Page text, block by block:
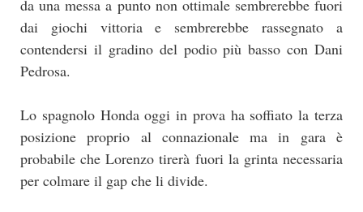
da una messa a punto non ottimale sembrerebbe fuori
dai giochi vittoria e sembrerebbe rassegnato a
contendersi il gradino del podio più basso con Dani
Pedrosa.
Lo spagnolo Honda oggi in prova ha soffiato la terza
posizione proprio al connazionale ma in gara è
probabile che Lorenzo tirerà fuori la grinta necessaria
per colmare il gap che li divide.